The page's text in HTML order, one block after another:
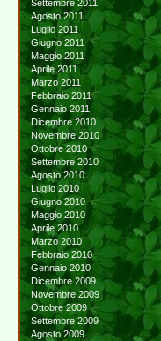
Settembre 2011
Agosto 2011
Luglio 2011
Giugno 2011
Maggio 2011
Aprile 2011
Marzo 2011
Febbraio 2011
Gennaio 2011
Dicembre 2010
Novembre 2010
Ottobre 2010
Settembre 2010
Agosto 2010
Luglio 2010
Giugno 2010
Maggio 2010
Aprile 2010
Marzo 2010
Febbraio 2010
Gennaio 2010
Dicembre 2009
Novembre 2009
Ottobre 2009
Settembre 2009
Agosto 2009